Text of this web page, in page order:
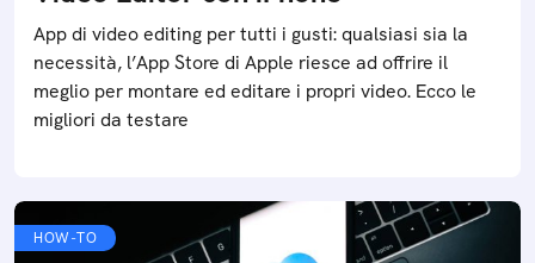
App di video editing per tutti i gusti: qualsiasi sia la
necessità, l’App Store di Apple riesce ad offrire il
meglio per montare ed editare i propri video. Ecco le
migliori da testare
HOW-TO